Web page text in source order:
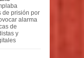
de prisión por
alarma
de
y